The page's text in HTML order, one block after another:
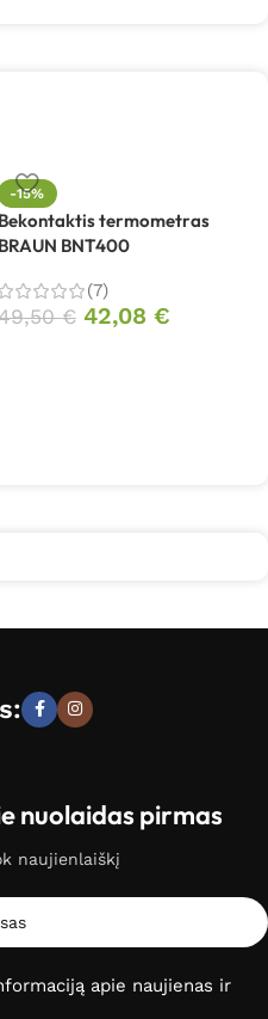
-15%
Bekontaktis termometras
BRAUN BNT400
(7)
€ 42,08 €
nuolaidas pirmas
naujienlaiškį
apie naujienas ir